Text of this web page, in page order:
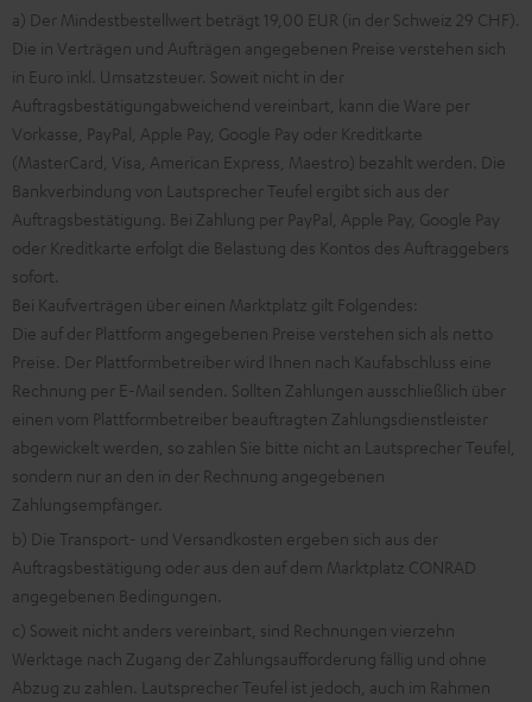
a) Der Mindestbestellwert beträgt 19,00 EUR (in der Schweiz 29 CHF).
Die in Verträgen und Aufträgen angegebenen Preise verstehen sich
in Euro inkl. Umsatzsteuer. Soweit nicht in der
Auftragsbestätigungabweichend vereinbart, kann die Ware per
Vorkasse, PayPal, Apple Pay, Google Pay oder Kreditkarte
(MasterCard, Visa, American Express, Maestro) bezahlt werden. Die
Bankverbindung von Lautsprecher Teufel ergibt sich aus der
Auftragsbestätigung. Bei Zahlung per PayPal, Apple Pay, Google Pay
oder Kreditkarte erfolgt die Belastung des Kontos des Auftraggebers
sofort.
Bei Kaufverträgen über einen Marktplatz gilt Folgendes:
Die auf der Plattform angegebenen Preise verstehen sich als netto
Preise. Der Plattformbetreiber wird Ihnen nach Kaufabschluss eine
Rechnung per E-Mail senden. Sollten Zahlungen ausschließlich über
einen vom Plattformbetreiber beauftragten Zahlungsdienstleister
abgewickelt werden, so zahlen Sie bitte nicht an Lautsprecher Teufel,
sondern nur an den in der Rechnung angegebenen
Zahlungsempfänger.
b) Die Transport- und Versandkosten ergeben sich aus der
Auftragsbestätigung oder aus den auf dem Marktplatz CONRAD
angegebenen Bedingungen.
c) Soweit nicht anders vereinbart, sind Rechnungen vierzehn
Werktage nach Zugang der Zahlungsaufforderung fällig und ohne
Abzug zu zahlen. Lautsprecher Teufel ist jedoch, auch im Rahmen